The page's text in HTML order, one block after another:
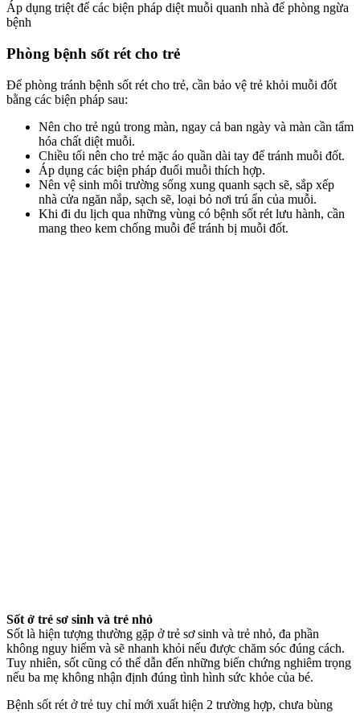
Áp dụng triệt để các biện pháp diệt muỗi quanh nhà để phòng ngừa
bệnh
Phòng bệnh sốt rét cho trẻ
Để phòng tránh bệnh sốt rét cho trẻ, cần bảo vệ trẻ khỏi muỗi đốt
bằng các biện pháp sau:
Nên cho trẻ ngủ trong màn, ngay cả ban ngày và màn cần tẩm
hóa chất diệt muỗi.
Chiều tối nên cho trẻ mặc áo quần dài tay để tránh muỗi đốt.
Áp dụng các biện pháp đuổi muỗi thích hợp.
Nên vệ sinh môi trường sống xung quanh sạch sẽ, sắp xếp
nhà cửa ngăn nắp, sạch sẽ, loại bỏ nơi trú ẩn của muỗi.
Khi đi du lịch qua những vùng có bệnh sốt rét lưu hành, cần
mang theo kem chống muỗi để tránh bị muỗi đốt.
Sốt ở trẻ sơ sinh và trẻ nhỏ
Sốt là hiện tượng thường gặp ở trẻ sơ sinh và trẻ nhỏ, đa phần
không nguy hiểm và sẽ nhanh khỏi nếu được chăm sóc đúng cách.
Tuy nhiên, sốt cũng có thể dẫn đến những biến chứng nghiêm trọng
nếu ba mẹ không nhận định đúng tình hình sức khỏe của bé.
Bệnh sốt rét ở trẻ tuy chỉ mới xuất hiện 2 trường hợp, chưa bùng